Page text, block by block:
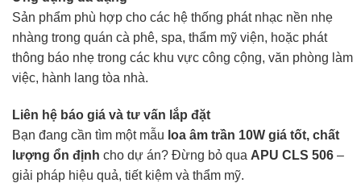
Sản phẩm phù hợp cho các hệ thống phát nhạc nền nhẹ
nhàng trong quán cà phê, spa, thẩm mỹ viện, hoặc phát
thông báo nhẹ trong các khu vực công cộng, văn phòng làm
việc, hành lang tòa nhà.
Liên hệ báo giá và tư vấn lắp đặt
Bạn đang cần tìm một mẫu loa âm trần 10W giá tốt, chất
lượng ổn định cho dự án? Đừng bỏ qua APU CLS 506 –
giải pháp hiệu quả, tiết kiệm và thẩm mỹ.